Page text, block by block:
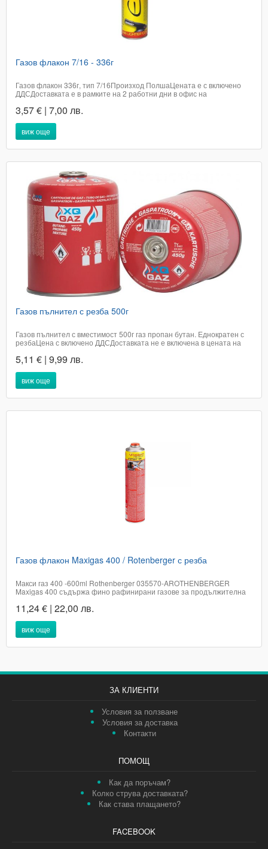
Газов флакон 7/16 - 336г
Газов флакон 336г, тип 7/16Произход ПолшаЦената е с включено
ДДСДоставката е в рамките на 2 работни дни в офис на
3158
3,57 € | 7,00 лв.
виж още
Газов пълнител с резба 500г
Газов пълнител с вместимост 500г газ пропан бутан. Еднократен с
резбаЦена с включено ДДСДоставката не е включена в цената на
посочете удобен за вас адрес или офис на Еконт.Доставката е до 2
работни дни В офис на...
5,11 € | 9,99 лв.
виж още
Газов флакон Maxigas 400 / Rotenberger с резба
Макси газ 400 -600ml Rothenberger 035570-AROTHENBERGER
Maxigas 400 съдържа фино рафинирани газове за продължителна
флуорхлорвъглеводород, тествани от TUV.Подходящ за всички
видове горелки за спояване на ROTHENBERGER и за горелки с...
11,24 € | 22,00 лв.
виж още
ЗА КЛИЕНТИ
Условия за ползване
Условия за доставка
Контакти
ПОМОЩ
Как да поръчам?
Колко струва доставката?
Как става плащането?
FACEBOOK